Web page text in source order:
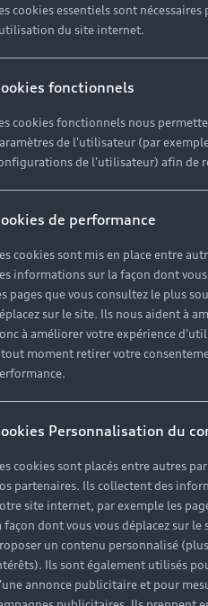
TCO : La valeur d'une
légales Politique de
cookies essentiels sont
du site internet.
fonctionnels
cookies fonctionnels nous
de l'utilisateur (par
de l'utilisateur) afin de
de performance
cookies sont mis en place entre
informations sur la façon dont
pages que vous consultez le plus
sur le site. Ils nous aident à
à améliorer votre expérience
tout moment retirer votre
Personnalisation du
cookies sont placés entre autres
partenaires. Ils collectent des
site internet, par exemple les
façon dont vous vous déplacez sur
un contenu personnalisé
Ils sont également utilisés
annonce publicitaire et pour